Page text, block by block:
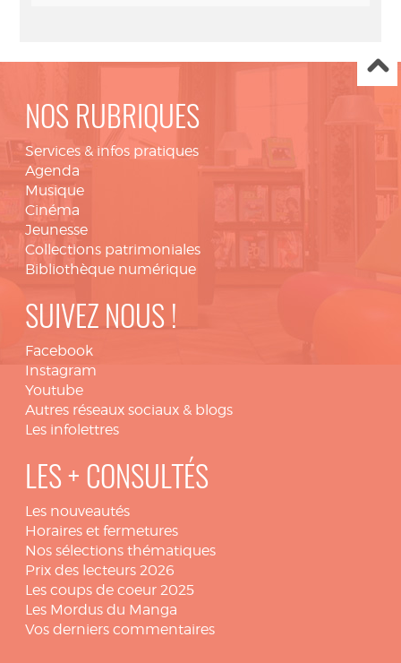
NOS RUBRIQUES
Services & infos pratiques
Agenda
Musique
Cinéma
Jeunesse
Collections patrimoniales
Bibliothèque numérique
SUIVEZ NOUS !
Facebook
Instagram
Youtube
Autres réseaux sociaux & blogs
Les infolettres
LES + CONSULTÉS
Les nouveautés
Horaires et fermetures
Nos sélections thématiques
Prix des lecteurs 2026
Les coups de coeur 2025
Les Mordus du Manga
Vos derniers commentaires